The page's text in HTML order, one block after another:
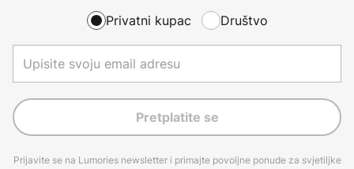
Privatni kupac Društvo
Pretplatite se
Prijavite se na Lumories newsletter i primajte povoljne ponude za svjetiljke